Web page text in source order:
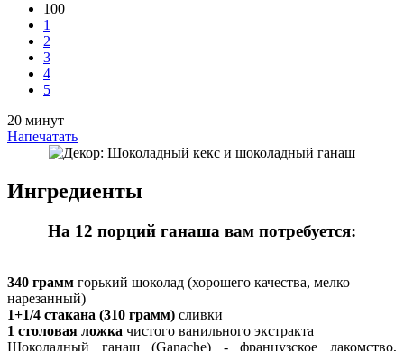
100
1
2
3
4
5
20 минут
Напечатать
Ингредиенты
На 12 порций ганаша вам потребуется:
340 грамм горький шоколад (хорошего качества, мелко
нарезанный)
1+1/4 стакана (310 грамм) сливки
1 столовая ложка чистого ванильного экстракта
Шоколадный ганаш (Ganache) - французское лакомство,